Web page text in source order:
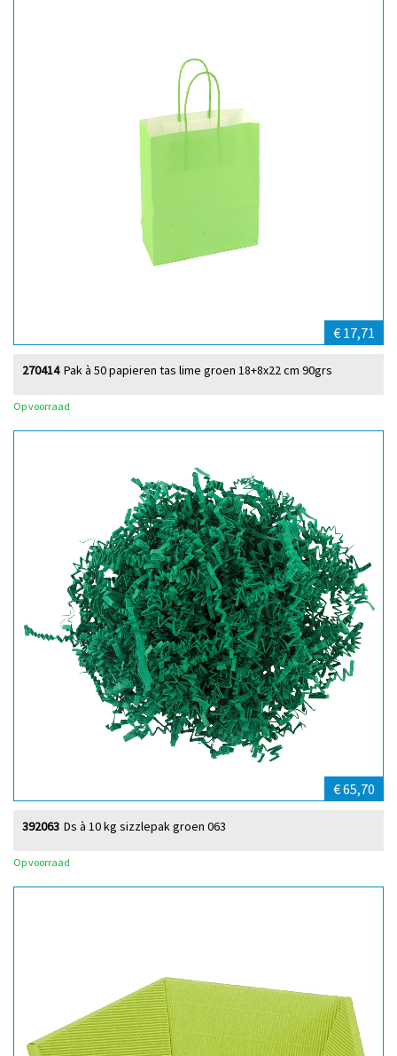
€ 17,71
Pak à 50 papieren tas lime groen 18+8x22 cm 90grs
270414
Op voorraad
€ 65,70
Ds à 10 kg sizzlepak groen 063
392063
Op voorraad